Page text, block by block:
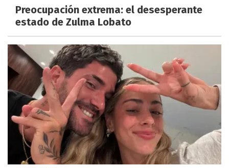
Preocupación extrema: el desesperante
estado de Zulma Lobato